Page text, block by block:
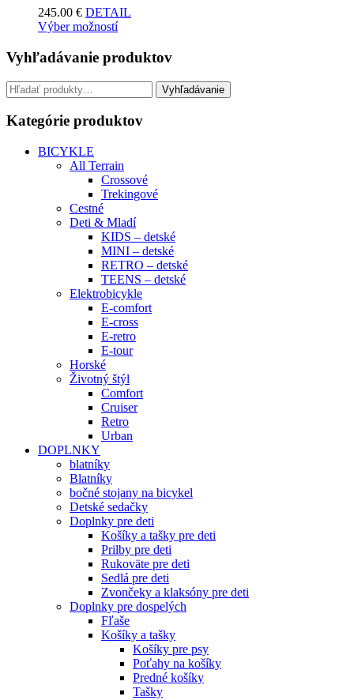
245.00 € DETAIL
Výber možností
Vyhľadávanie produktov
Hľadať: Vyhľadávanie
Kategórie produktov
BICYKLE
All Terrain
Crossové
Trekingové
Cestné
Deti & Mladí
KIDS – detské
MINI – detské
RETRO – detské
TEENS – detské
Elektrobicykle
E-comfort
E-cross
E-retro
E-tour
Horské
Životný štýl
Comfort
Cruiser
Retro
Urban
DOPLNKY
blatníky
Blatníky
bočné stojany na bicykel
Detské sedačky
Doplnky pre deti
Košíky a tašky pre deti
Prilby pre deti
Rukoväte pre deti
Sedlá pre deti
Zvončeky a klaksóny pre deti
Doplnky pre dospelých
Fľaše
Košíky a tašky
Košíky pre psy
Poťahy na košíky
Predné košíky
Tašky